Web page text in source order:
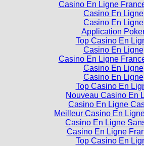
Casino En Ligne
Casino En Ligne
Casino En Ligne
Application
Top Casino En
Casino En Ligne
Casino En Ligne
Casino En Ligne
Casino En Ligne
Top Casino En
Nouveau Casino En
Casino En Ligne
Meilleur Casino En
Casino En Ligne
Casino En Ligne
Top Casino En